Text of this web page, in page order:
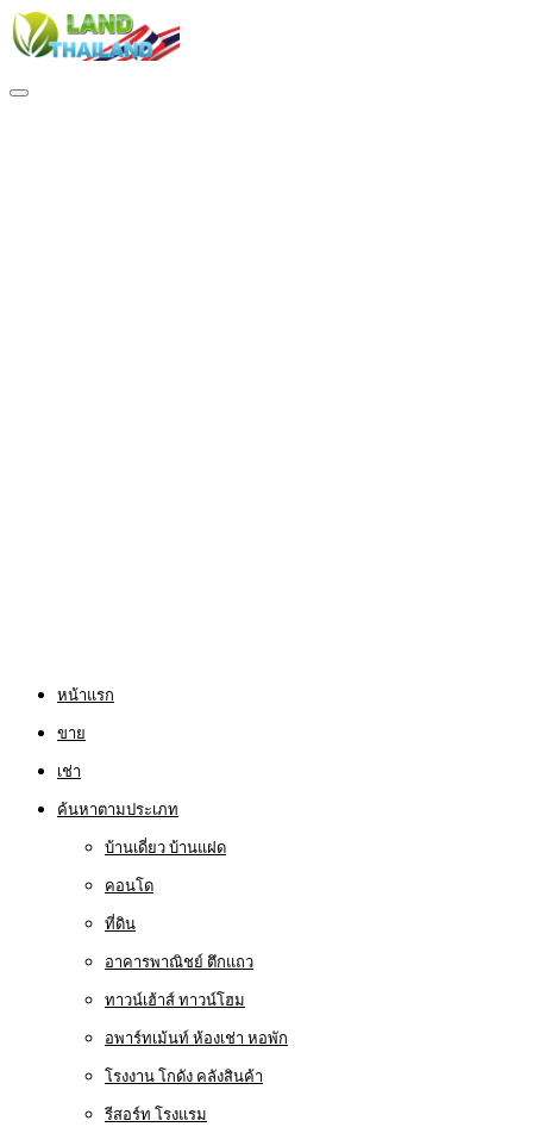
หน้าแรก
ขาย
เช่า
ค้นหาตามประเภท
บ้านเดี่ยว บ้านแฝด
คอนโด
ที่ดิน
อาคารพาณิชย์ ตึกแถว
ทาวน์เฮ้าส์ ทาวน์โฮม
อพาร์ทเม้นท์ ห้องเช่า หอพัก
โรงงาน โกดัง คลังสินค้า
รีสอร์ท โรงแรม